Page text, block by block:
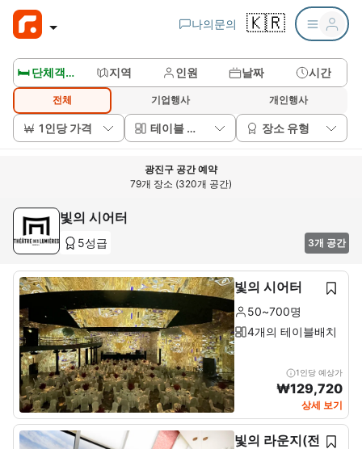
나의문의 🇰🇷
🛏️ 단체객실보기 지역 인원 날짜 시간
전체 기업행사 개인행사
1인당 가격 테이블 배치 장소 유형
광진구 공간 예약
79개 장소 (320개 공간)
빛의 시어터
5성급 3개 공간
빛의 시어터
50~700명
4개의 테이블배치
1인당 예상가
₩129,720
상세 보기
빛의 라운지(전